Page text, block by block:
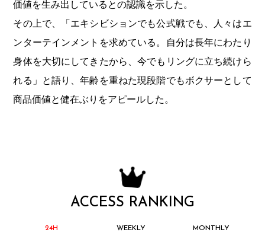
価値を生み出しているとの認識を示した。
その上で、「エキシビションでも公式戦でも、人々はエ
ンターテインメントを求めている。自分は長年にわたり
身体を大切にしてきたから、今でもリングに立ち続けら
れる」と語り、年齢を重ねた現段階でもボクサーとして
商品価値と健在ぶりをアピールした。
ACCESS RANKING
24H WEEKLY MONTHLY